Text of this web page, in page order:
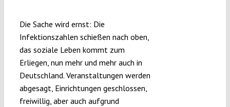
Funding
Projects
Die Sache wird ernst: Die
Infektionszahlen schießen nach oben,
das soziale Leben kommt zum
Erliegen, nun mehr und mehr auch in
Deutschland. Veranstaltungen werden
abgesagt, Einrichtungen geschlossen,
freiwillig, aber auch aufgrund